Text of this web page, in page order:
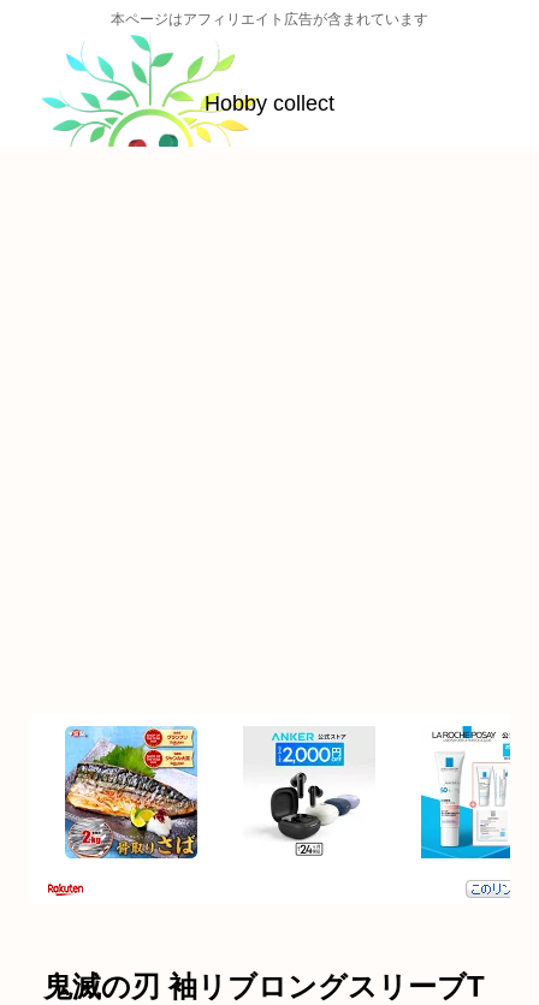
本ページはアフィリエイト広告が含まれています
Hobby collect
鬼滅の刃 袖リブロングスリーブT